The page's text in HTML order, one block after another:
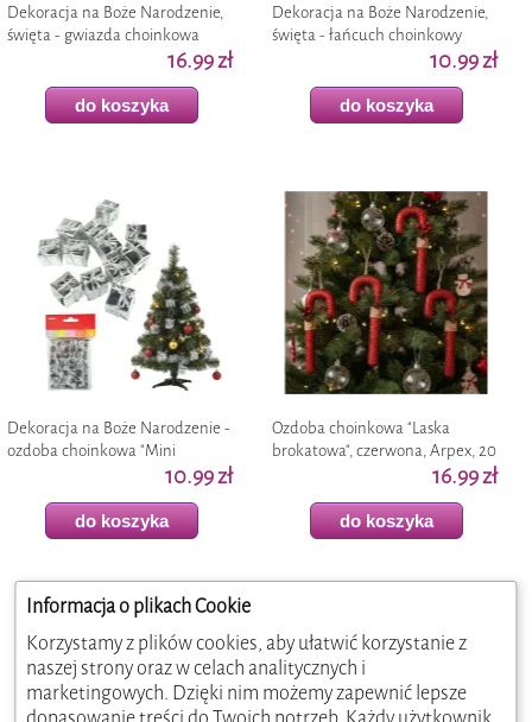
Dekoracja na Boże Narodzenie,
święta - gwiazda choinkowa
"Brokatowa", czerwona, czubek,
16.99 zł
do koszyka
Dekoracja na Boże Narodzenie,
święta - łańcuch choinkowy
"Koraliki", złoty, 8 mm, 270 cm
10.99 zł
do koszyka
Dekoracja na Boże Narodzenie -
ozdoba choinkowa "Mini
prezenciki", srebrne, 12 szt10.99 zł
do koszyka
Ozdoba choinkowa "Laska
brokatowa", czerwona, Arpex, 20
16.99 zł
do koszyka
Informacja o plikach Cookie
Korzystamy z plików cookies, aby ułatwić korzystanie z
naszej strony oraz w celach analitycznych i
marketingowych. Dzięki nim możemy zapewnić lepsze